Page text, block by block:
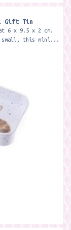
Gift Tin
6 x 9.5 x 2 cm.
this mini...